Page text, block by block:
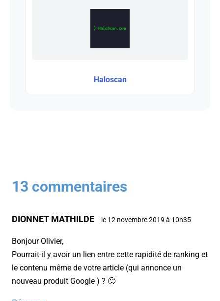
Haloscan
13 commentaires
DIONNET MATHILDE le 12 novembre 2019 à 10h35
Bonjour Olivier,
Pourrait-il y avoir un lien entre cette rapidité de ranking et
le contenu même de votre article (qui annonce un
nouveau produit Google ) ? 🙂